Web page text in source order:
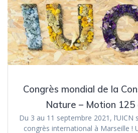
Congrès mondial de la
Nature – Motion
Du 3 au 11 septembre 2021, l’UICN
congrès international à Marseille !